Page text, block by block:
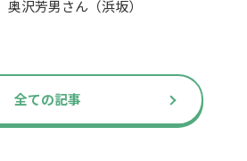
沢芳男さん（浜坂）
全ての記事